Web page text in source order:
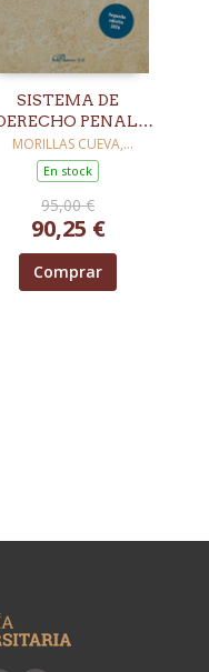
SISTEMA DE
PENAL.
GENERAL. 2ª
ED.
MORILLAS CUEVA,
LORENZO
En stock
95,00 €
90,25 €
Comprar